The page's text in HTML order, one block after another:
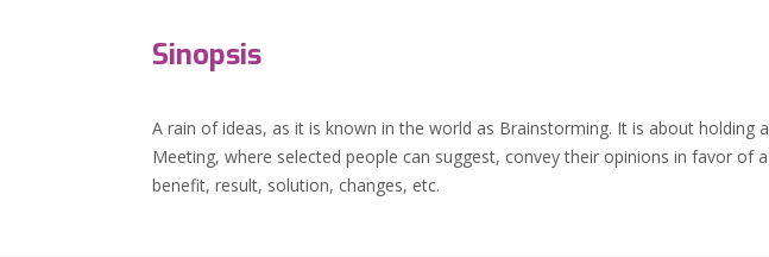
Sinopsis
A rain of ideas, as it is known in the world as Brainstorming. It is about holding a
Meeting, where selected people can suggest, convey their opinions in favor of a
benefit, result, solution, changes, etc.